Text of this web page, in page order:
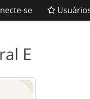
se
E